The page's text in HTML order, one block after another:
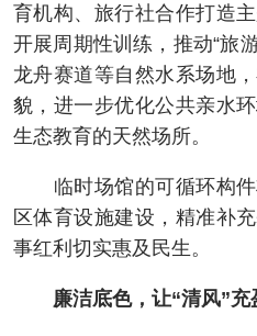
育机构、旅行社合作打造
开展周期性训练，推动“旅
龙舟赛道等自然水系场地
貌，进一步优化公共亲水
生态教育的天然场所。
临时场馆的可循环构件
区体育设施建设，精准补
事红利切实惠及民生。
廉洁底色，让“清风”充